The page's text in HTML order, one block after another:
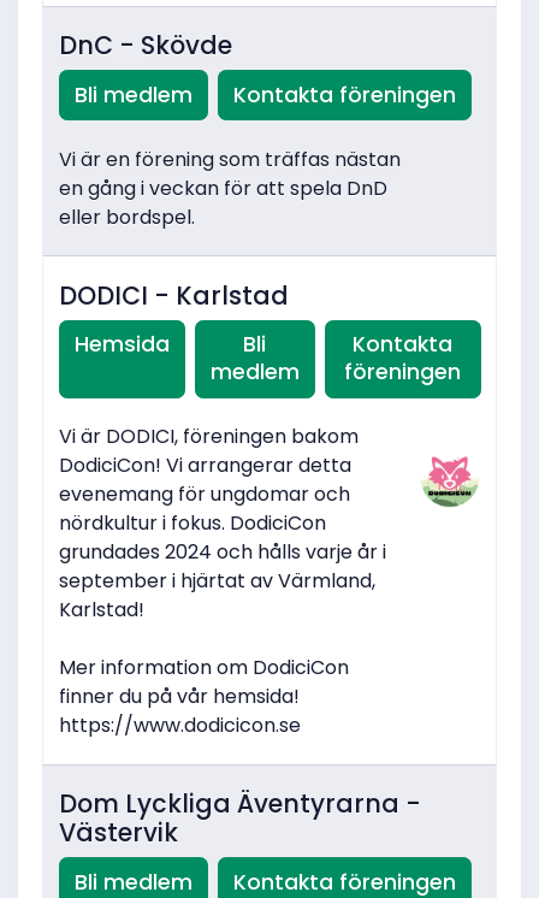
DnC - Skövde
Bli medlem Kontakta föreningen
Vi är en förening som träffas nästan
en gång i veckan för att spela DnD
eller bordspel.
DODICI - Karlstad
Hemsida
Bli
medlem
Kontakta
föreningen
Vi är DODICI, föreningen bakom
DodiciCon! Vi arrangerar detta
evenemang för ungdomar och
nördkultur i fokus. DodiciCon
grundades 2024 och hålls varje år i
september i hjärtat av Värmland,
Karlstad!
Mer information om DodiciCon
finner du på vår hemsida!
https://www.dodicicon.se
Dom Lyckliga Äventyrarna -
Västervik
Bli medlem Kontakta föreningen